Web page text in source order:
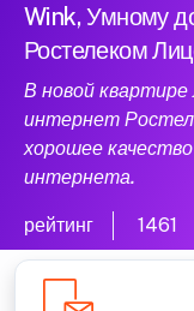
Wink, Умному
Ростелеком
В новой
интернет
хорошее
интернета.
рейтинг 1461